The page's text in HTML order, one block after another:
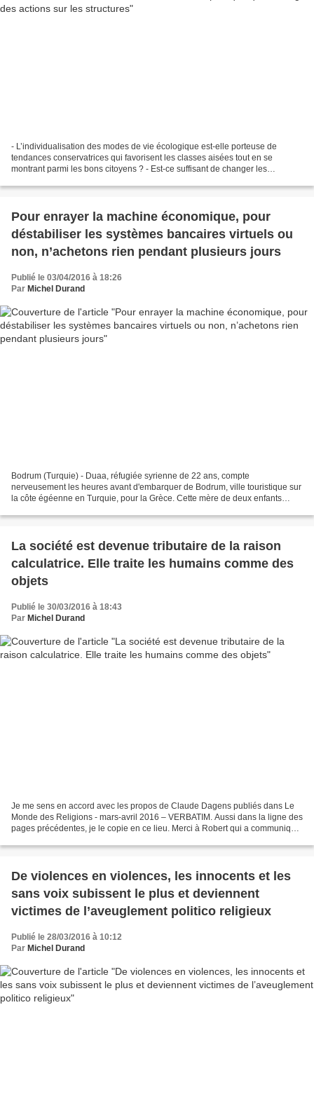
- L’individualisation des modes de vie écologique est-elle porteuse de
tendances conservatrices qui favorisent les classes aisées tout en se
montrant parmi les bons citoyens ? - Est-ce suffisant de changer les
Pour enrayer la machine économique, pour
déstabiliser les systèmes bancaires virtuels ou
non, n’achetons rien pendant plusieurs jours
Publié le 03/04/2016 à 18:26
Par Michel Durand
Bodrum (Turquie) - Duaa, réfugiée syrienne de 22 ans, compte
nerveusement les heures avant d'embarquer de Bodrum, ville touristique sur
la côte égéenne en Turquie, pour la Grèce. Cette mère de deux enfants
La société est devenue tributaire de la raison
calculatrice. Elle traite les humains comme des
objets
Publié le 30/03/2016 à 18:43
Par Michel Durand
Je me sens en accord avec les propos de Claude Dagens publiés dans Le
Monde des Religions - mars-avril 2016 – VERBATIM. Aussi dans la ligne des
pages précédentes, je le copie en ce lieu. Merci à Robert qui a communiqué
De violences en violences, les innocents et les
sans voix subissent le plus et deviennent
victimes de l’aveuglement politico religieux
Publié le 28/03/2016 à 10:12
Par Michel Durand